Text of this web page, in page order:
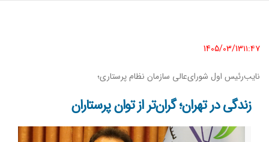
1405/03/13١١:٤٧
نایب‌رئیس اول شورای‌عالی سازمان نظام پرستاری؛
زندگی در تهران؛ گران‌تر از توان پرستاران